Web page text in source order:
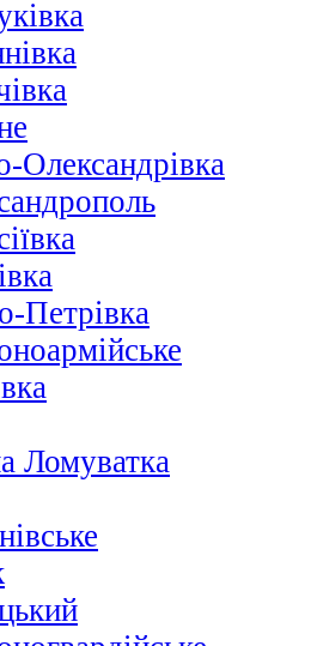
Олександрівка
Петрівка
Ломуватка